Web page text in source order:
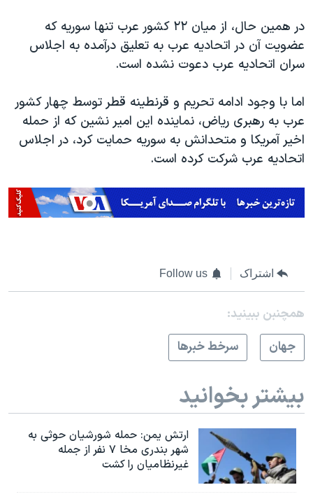
در همین حال، از میان ۲۲ کشور عرب تنها سوریه که
عضویت آن در اتحادیه عرب به تعلیق درآمده به اجلاس
سران اتحادیه عرب دعوت نشده است.
اما با وجود ادامه تحریم و قرنطینه قطر توسط چهار کشور
عرب به رهبری ریاض، نماینده این امیر نشین که از حمله
اخیر آمریکا و متحدانش به سوریه حمایت کرد، در اجلاس
اتحادیه عرب شرکت کرده است.
اشتراک Follow us
همچنبن ببینید:
جهان
سرخط خبرها
بیشتر بخوانید
ارتش یمن: حمله شورشیان حوثی به
شهر بندری مخا ۷ نفر از جمله
غیرنظامیان را کشت